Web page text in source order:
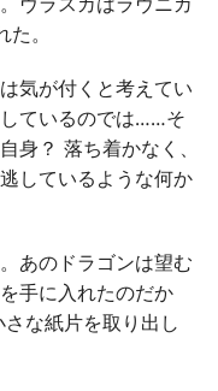
。
気が付くと考えてい
ているのでは……そ
身？ 落ち着かなく、
しているような何か
あのドラゴンは望む
手に入れたのだか
な紙片を取り出し